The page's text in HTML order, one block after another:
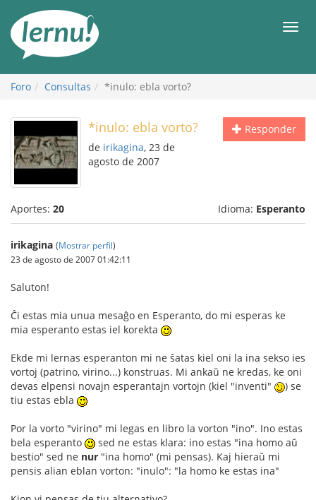
Foro Consultas *inulo: ebla vorto?
Responder
*inulo: ebla vorto?
de irikagina, 23 de
agosto de 2007
Aportes: 20 Idioma: Esperanto
irikagina (Mostrar perfil)
23 de agosto de 2007 01:42:11
Saluton!
Ĉi estas mia unua mesaĝo en Esperanto, do mi esperas ke
mia esperanto estas iel korekta
Ekde mi lernas esperanton mi ne ŝatas kiel oni la ina sekso ies
vortoj (patrino, virino...) konstruas. Mi ankaŭ ne kredas, ke oni
devas elpensi novajn esperantajn vortojn (kiel "inventi"
) se
tiu estas ebla
Por la vorto "virino" mi legas en libro la vorton "ino". Ino estas
bela esperanto
sed ne estas klara: ino estas "ina homo aŭ
bestio" sed ne nur "ina homo" (mi pensas). Kaj hieraŭ mi
pensis alian eblan vorton: "inulo": "la homo ke estas ina"